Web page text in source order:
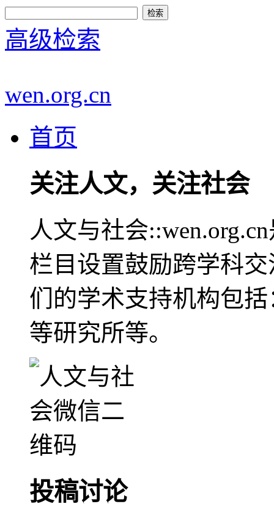
高级检索
wen.org.cn
首页
关注人文，关注社会
人文与社会
栏目设置鼓励跨学科
们的学术支持机构包
等研究所等。
投稿讨论